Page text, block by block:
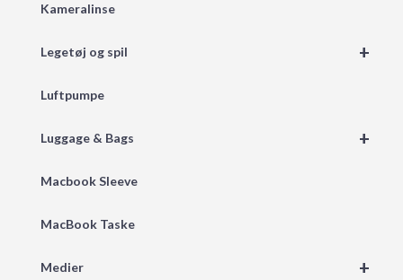
Kameralinse
+
Legetøj og spil
Luftpumpe
+
Luggage & Bags
Macbook Sleeve
MacBook Taske
+
Medier